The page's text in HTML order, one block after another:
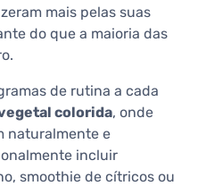
mais pelas suas
do que a maioria das
de rutina a cada
colorida, onde
naturalmente e
incluir
smoothie de cítricos ou